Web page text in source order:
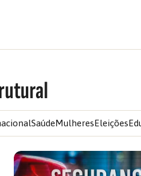
SaúdeMulheresEleições